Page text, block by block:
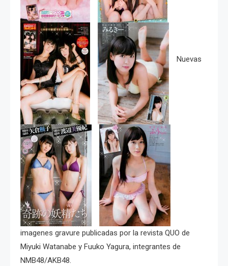
Nuevas
imagenes gravure publicadas por la revista QUO de
Miyuki Watanabe y Fuuko Yagura, integrantes de
NMB48/AKB48.